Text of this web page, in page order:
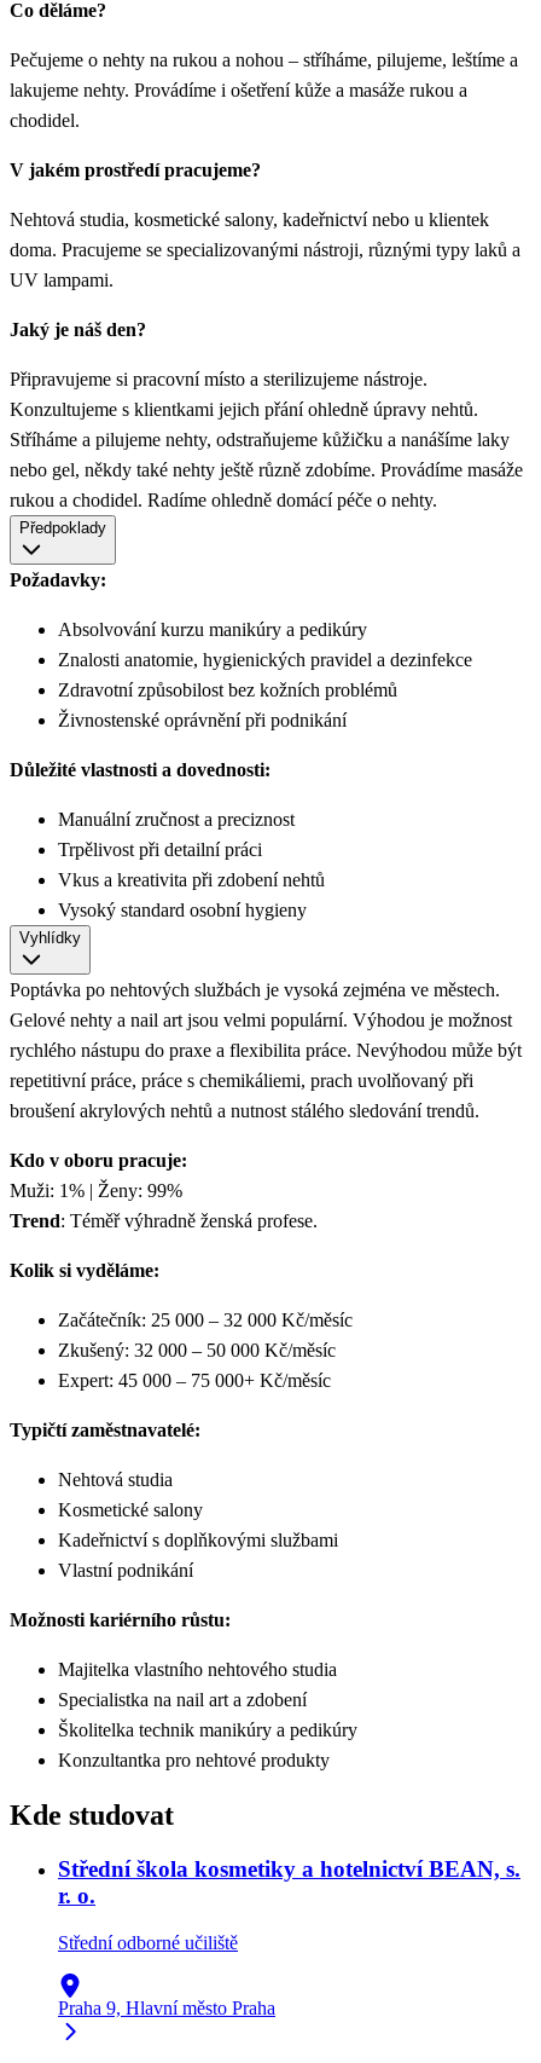
Co děláme?
Pečujeme o nehty na rukou a nohou – stříháme, pilujeme, leštíme a
lakujeme nehty. Provádíme i ošetření kůže a masáže rukou a
chodidel.
V jakém prostředí pracujeme?
Nehtová studia, kosmetické salony, kadeřnictví nebo u klientek
doma. Pracujeme se specializovanými nástroji, různými typy laků a
UV lampami.
Jaký je náš den?
Připravujeme si pracovní místo a sterilizujeme nástroje.
Konzultujeme s klientkami jejich přání ohledně úpravy nehtů.
Stříháme a pilujeme nehty, odstraňujeme kůžičku a nanášíme laky
nebo gel, někdy také nehty ještě různě zdobíme. Provádíme masáže
rukou a chodidel. Radíme ohledně domácí péče o nehty.
Předpoklady
Požadavky:
Absolvování kurzu manikúry a pedikúry
Znalosti anatomie, hygienických pravidel a dezinfekce
Zdravotní způsobilost bez kožních problémů
Živnostenské oprávnění při podnikání
Důležité vlastnosti a dovednosti:
Manuální zručnost a preciznost
Trpělivost při detailní práci
Vkus a kreativita při zdobení nehtů
Vysoký standard osobní hygieny
Vyhlídky
Poptávka po nehtových službách je vysoká zejména ve městech.
Gelové nehty a nail art jsou velmi populární. Výhodou je možnost
rychlého nástupu do praxe a flexibilita práce. Nevýhodou může být
repetitivní práce, práce s chemikáliemi, prach uvolňovaný při
broušení akrylových nehtů a nutnost stálého sledování trendů.
Kdo v oboru pracuje:
Muži: 1% | Ženy: 99%
Trend: Téměř výhradně ženská profese.
Kolik si vyděláme:
Začátečník: 25 000 – 32 000 Kč/měsíc
Zkušený: 32 000 – 50 000 Kč/měsíc
Expert: 45 000 – 75 000+ Kč/měsíc
Typičtí zaměstnavatelé:
Nehtová studia
Kosmetické salony
Kadeřnictví s doplňkovými službami
Vlastní podnikání
Možnosti kariérního růstu:
Majitelka vlastního nehtového studia
Specialistka na nail art a zdobení
Školitelka technik manikúry a pedikúry
Konzultantka pro nehtové produkty
Kde studovat
Střední škola kosmetiky a hotelnictví BEAN, s.
r. o.
Střední odborné učiliště
Praha 9, Hlavní město Praha